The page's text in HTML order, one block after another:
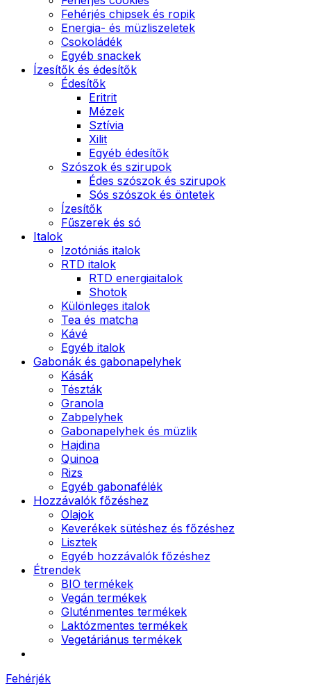
Fehérjés chipsek és ropik
Energia- és müzliszeletek
Csokoládék
Egyéb snackek
Ízesítők és édesítők
Édesítők
Eritrit
Mézek
Sztívia
Xilit
Egyéb édesítők
Szószok és szirupok
Édes szószok és szirupok
Sós szószok és öntetek
Ízesítők
Fűszerek és só
Italok
Izotóniás italok
RTD italok
RTD energiaitalok
Shotok
Különleges italok
Tea és matcha
Kávé
Egyéb italok
Gabonák és gabonapelyhek
Kásák
Tészták
Granola
Zabpelyhek
Gabonapelyhek és müzlik
Hajdina
Quinoa
Rizs
Egyéb gabonafélék
Hozzávalók főzéshez
Olajok
Keverékek sütéshez és főzéshez
Lisztek
Egyéb hozzávalók főzéshez
Étrendek
BIO termékek
Vegán termékek
Gluténmentes termékek
Laktózmentes termékek
Vegetáriánus termékek
Fehérjék